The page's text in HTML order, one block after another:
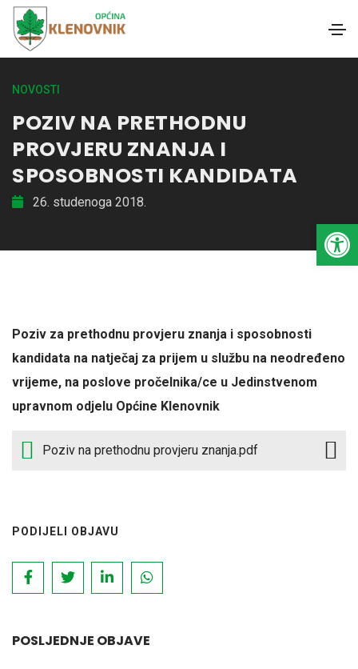
Open toolbar
NOVOSTI
POZIV NA PRETHODNU
PROVJERU ZNANJA I
SPOSOBNOSTI KANDIDATA
26. studenoga 2018.
Poziv za prethodnu provjeru znanja i sposobnosti
kandidata na natječaj za prijem u službu na neodređeno
vrijeme, na poslove pročelnika/ce u Jedinstvenom
upravnom odjelu Općine Klenovnik
Poziv na prethodnu provjeru znanja.pdf
PODIJELI OBJAVU
POSLJEDNJE OBJAVE